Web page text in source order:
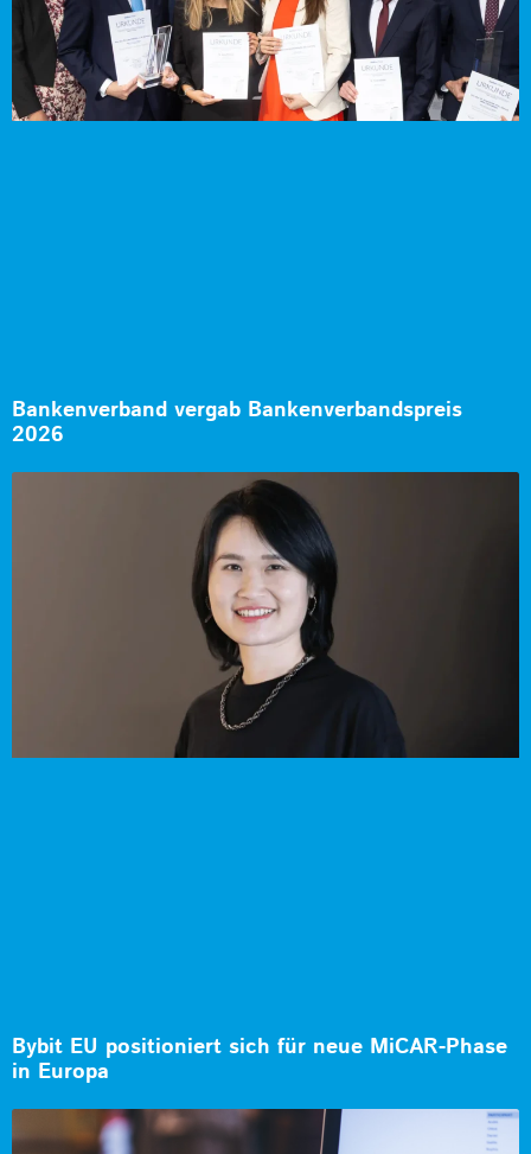
Bankenverband vergab Bankenverbandspreis
2026
Bybit EU positioniert sich für neue MiCAR-Phase
in Europa